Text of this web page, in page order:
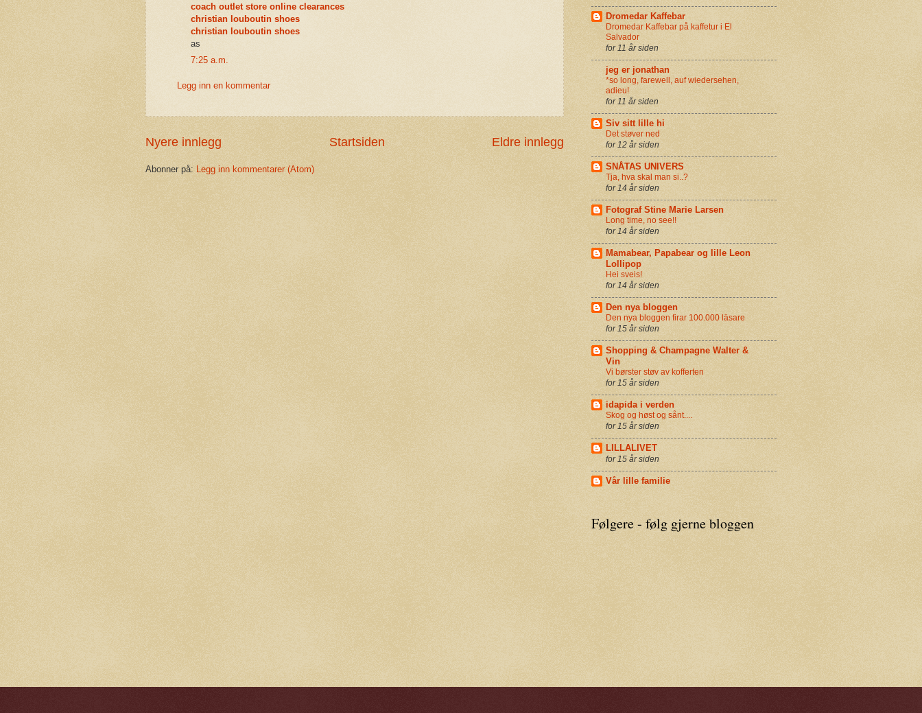
coach outlet store online clearances
christian louboutin shoes
christian louboutin shoes
as
7:25 a.m.
Legg inn en kommentar
Nyere innlegg Eldre innlegg
Startsiden
Abonner på: Legg inn kommentarer (Atom)
Dromedar Kaffebar
Dromedar Kaffebar på kaffetur i El
Salvador
for 11 år siden
jeg er jonathan
*so long, farewell, auf wiedersehen,
adieu!
for 11 år siden
Siv sitt lille hi
Det støver ned
for 12 år siden
SNÅTAS UNIVERS
Tja, hva skal man si..?
for 14 år siden
Fotograf Stine Marie Larsen
Long time, no see!!
for 14 år siden
Mamabear, Papabear og lille Leon
Lollipop
Hei sveis!
for 14 år siden
Den nya bloggen
Den nya bloggen firar 100.000 läsare
for 15 år siden
Shopping & Champagne Walter &
Vin
Vi børster støv av kofferten
for 15 år siden
idapida i verden
Skog og høst og sånt....
for 15 år siden
LILLALIVET
for 15 år siden
Vår lille familie
Følgere - følg gjerne bloggen